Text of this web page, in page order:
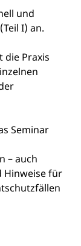
und
I) an.
die Praxis
Seminar
– auch
Hinweise für